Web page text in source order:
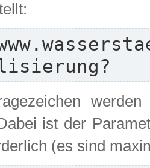
ist der
(es sind